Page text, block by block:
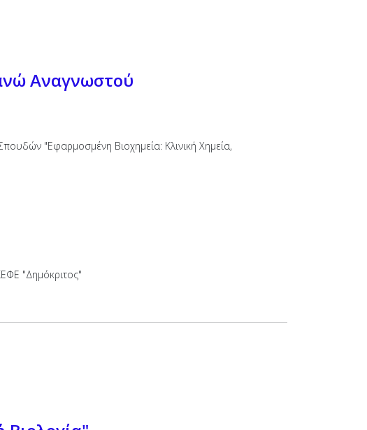
Αναγνωστού
"Εφαρμοσμένη Βιοχημεία: Κλινική Χημεία,
"Δημόκριτος"